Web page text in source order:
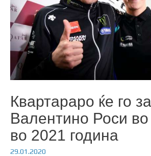
Квартараро ќе го
Валентино Роси
во 2021 година
29.01.2020